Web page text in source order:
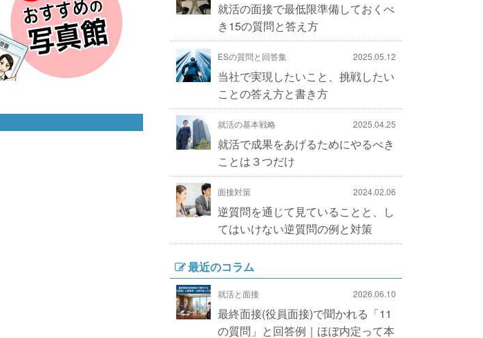
就活の面接で最低限準備しておくべ
き15の質問と答え方
ESの質問と回答集 2025.05.12
当社で実現したいこと、挑戦したい
ことの答え方と書き方
就活の基本戦略 2025.04.25
就活で成果をあげるためにやるべき
ことは３つだけ
面接対策 2024.02.06
逆質問を通じて見ていることと、し
てはいけない逆質問の例と対策
最近のコラム
就活と面接 2026.06.10
最終面接(役員面接)で聞かれる「11
の質問」と回答例｜ほぼ内定って本